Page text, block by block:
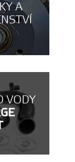
A
VODY